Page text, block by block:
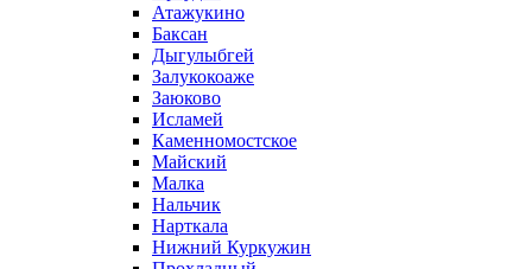
Атажукино
Баксан
Дыгулыбгей
Залукокоаже
Заюково
Исламей
Каменномостское
Майский
Малка
Нальчик
Нарткала
Нижний Куркужин